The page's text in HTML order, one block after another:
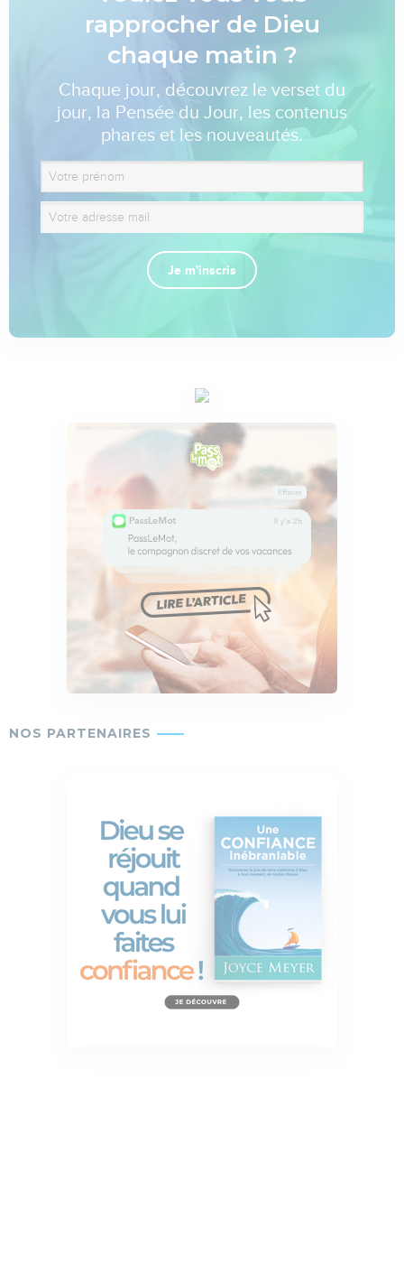
rapprocher de Dieu
chaque matin ?
Chaque jour, découvrez le verset du
jour, la Pensée du Jour, les contenus
phares et les nouveautés.
Je m'inscris